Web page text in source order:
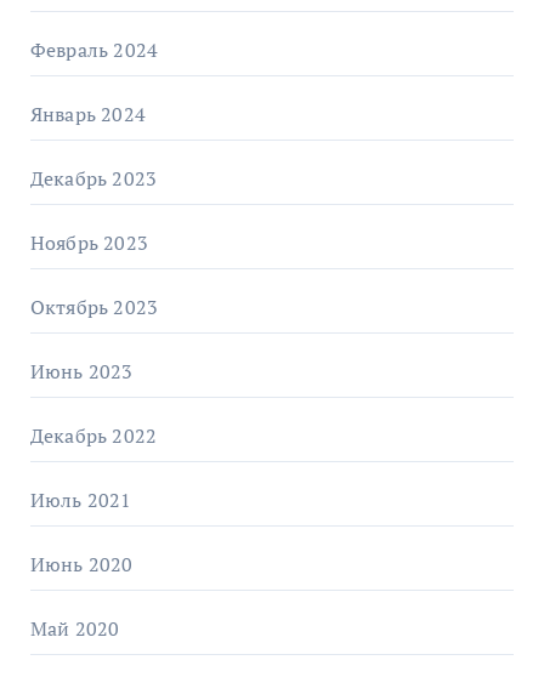
Февраль 2024
Январь 2024
Декабрь 2023
Ноябрь 2023
Октябрь 2023
Июнь 2023
Декабрь 2022
Июль 2021
Июнь 2020
Май 2020